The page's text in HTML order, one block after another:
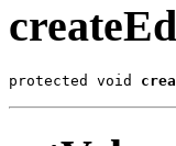
protected void